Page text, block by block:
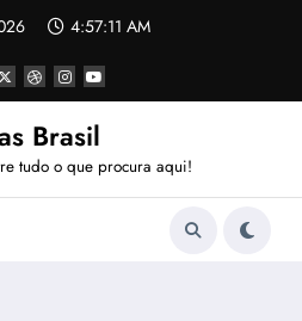
4:57:12 AM
Brasil
tudo o que procura aqui!